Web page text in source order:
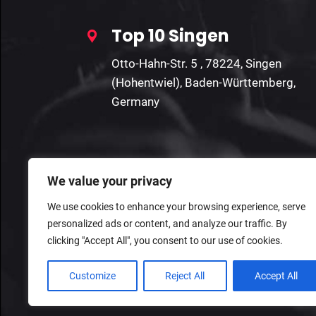
We value your privacy
We use cookies to enhance your browsing experience, serve
personalized ads or content, and analyze our traffic. By
clicking "Accept All", you consent to our use of cookies.
Customize Reject All Accept All
Top 10 Singen
Otto-Hahn-Str. 5 , 78224, Singen
(Hohentwiel), Baden-Württemberg,
Germany